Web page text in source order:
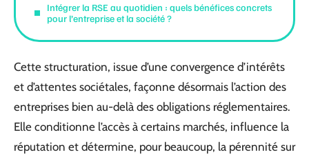
Intégrer la RSE au quotidien : quels bénéfices concrets
pour l’entreprise et la société ?
Cette structuration, issue d’une convergence d’intérêts
et d’attentes sociétales, façonne désormais l’action des
entreprises bien au-delà des obligations réglementaires.
Elle conditionne l’accès à certains marchés, influence la
réputation et détermine, pour beaucoup, la pérennité sur